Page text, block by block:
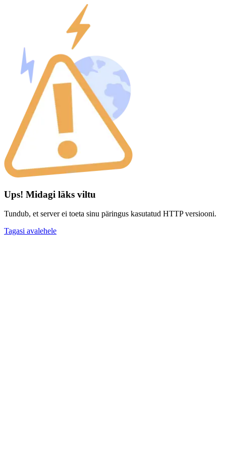
Ups! Midagi läks viltu
Tundub, et server ei toeta sinu päringus kasutatud HTTP versiooni.
Tagasi avalehele